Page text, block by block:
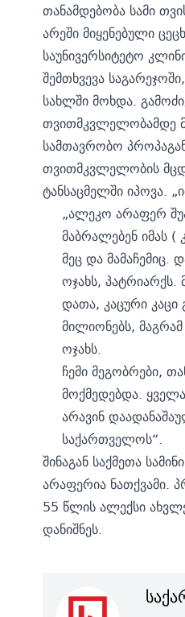
თანამდებობა სამი
არეში მიყენებული
საუნივერსიტეტო
შემთხვევა
სახლში მოხდა.
თვითმკვლელობამდე
სამთავრობო
თვითმკვლელობის
ტანსაცმელში იპოვა.
„ალეკო არაფერ
მაბრალებენ იმას
მეც და მამაჩემიც.
ოჯახს, პატრიარქს.
დათა, კაცური
მილიონებს,
ოჯახს.
ჩემი მეგობრები,
მოქმედებდა.
არავინ
საქართველოს“.
შინაგან საქმეთა
არაფერია ნათქვამი.
55 წლის ალექსი
დანიშნეს.